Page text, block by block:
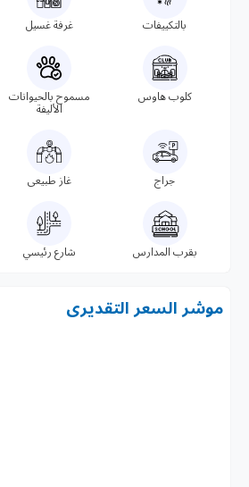
بالتكييفات غرفة غسيل
كلوب هاوس
مسموح بالحيوانات
الأليفة
جراج غاز طبيعى
بقرب المدارس شارع رئيسي
موشر السعر التقديرى